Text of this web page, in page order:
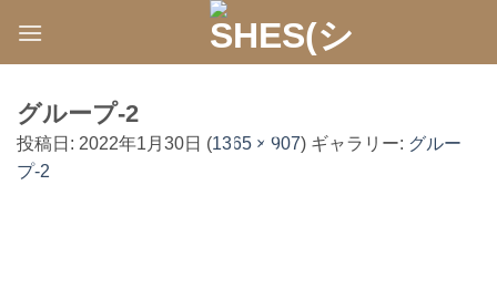
content
グループ-2
投稿日: 2022年1月30日 (1365 × 907) ギャラリー: グルー
プ-2